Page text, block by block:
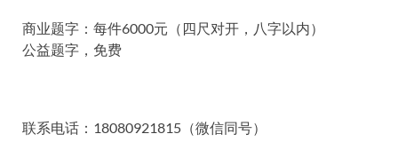
商业题字：每件6000元（四尺对开，八字以内）
公益题字，免费
联系电话：18080921815（微信同号）